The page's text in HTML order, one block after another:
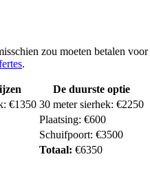
zou moeten betalen
.
De duurste optie
€1350 30 meter sierhek: €2250
Plaatsing: €600
Schuifpoort: €3500
Totaal: €6350